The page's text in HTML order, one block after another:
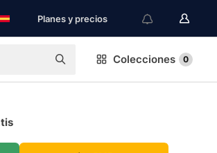
Planes y precios
Colecciones 0